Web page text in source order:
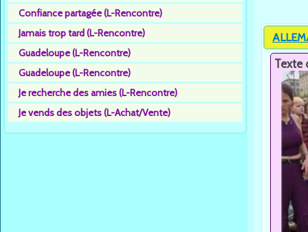
Confiance partagée (L-Rencontre)
Jamais trop tard (L-Rencontre)
Guadeloupe (L-Rencontre)
Guadeloupe (L-Rencontre)
Je recherche des amies (L-Rencontre)
Je vends des objets (L-Achat/Vente)
Texte